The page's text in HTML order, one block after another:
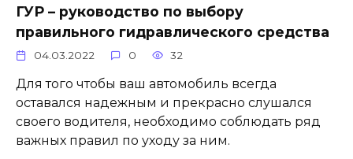
ГУР – руководство по выбору
правильного гидравлического средства
04.03.2022 0 32
Для того чтобы ваш автомобиль всегда
оставался надежным и прекрасно слушался
своего водителя, необходимо соблюдать ряд
важных правил по уходу за ним.